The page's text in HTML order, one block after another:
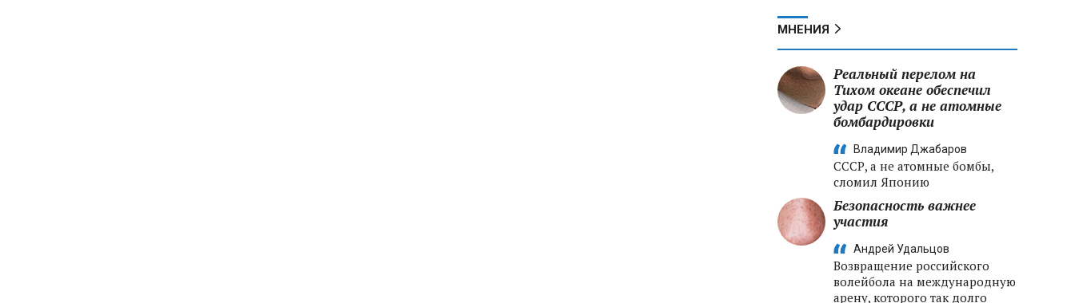
МНЕНИЯ
Реальный перелом на
Тихом океане обеспечил
удар СССР, а не атомные
бомбардировки
Владимир Джабаров
СССР, а не атомные бомбы,
сломил Японию
Безопасность важнее
участия
Андрей Удальцов
Возвращение российского
волейбола на международную
арену, которого так долго